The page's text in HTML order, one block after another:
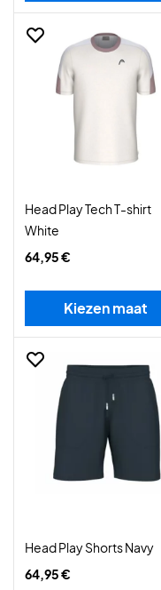
Head Play Tech T-shirt
White
64,95 €
Kiezen maat
Head Play Shorts Navy
64,95 €